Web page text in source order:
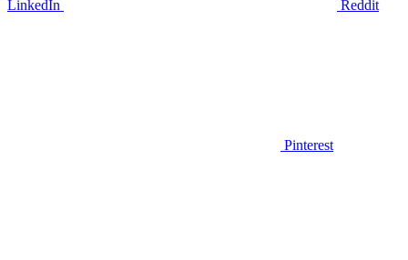
LinkedIn Reddit
Pinterest